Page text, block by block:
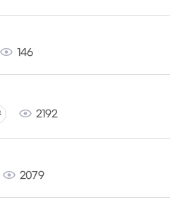
146
2192
2079